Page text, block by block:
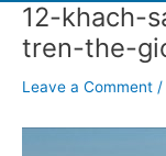
12-khach-
tren-the-
Leave a Comment /